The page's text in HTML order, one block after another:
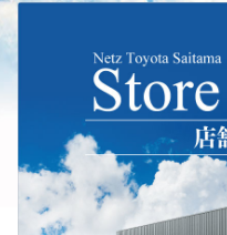
ハイエース ワゴンを一部改良
詳しくはこちら
2026-06-04
ピクシス バンのガソリン車を一
誠に勝手ながら８月１３日（木）～１
８月２０日（木）より平常通り営業
また、朝霞泉水店につきましては、
（水）までお休み
とさせていただき
イオンレイクタウン店につきましては
※施設運営状況により急遽変更になる
施設ホームページにてご確認くだ
https://www.aeon-laketown.jp/